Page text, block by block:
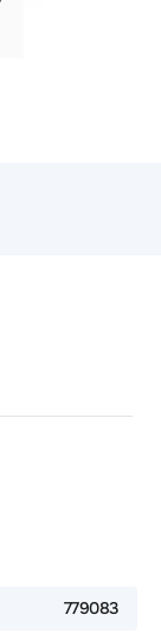
779083